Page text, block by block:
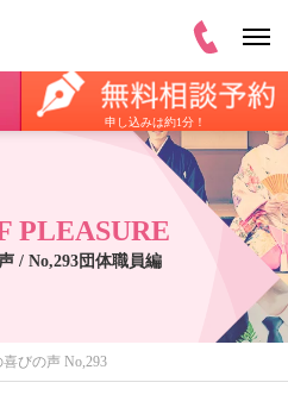
申し込みは約1分！
PLEASURE
/ No,293団体職員編
びの声 No,293